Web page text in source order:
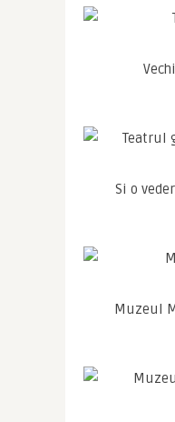
Si o
Muzeul